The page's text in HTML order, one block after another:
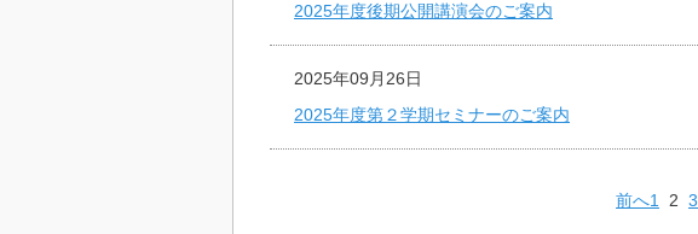
2025年度後期公開講演会のご案内
2025年09月26日
2025年度第２学期セミナーのご案内
前へ1 2 3